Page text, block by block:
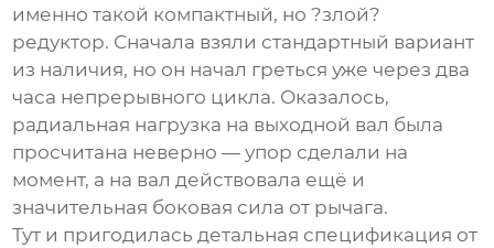
именно такой компактный, но ?злой?
редуктор. Сначала взяли стандартный вариант
из наличия, но он начал греться уже через два
часа непрерывного цикла. Оказалось,
радиальная нагрузка на выходной вал была
просчитана неверно — упор сделали на
момент, а на вал действовала ещё и
значительная боковая сила от рычага.
Тут и пригодилась детальная спецификация от